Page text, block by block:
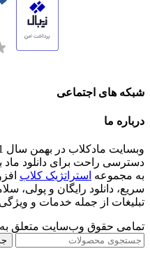
شبکه های اجتماعی
درباره ما
دسترسی راحت برای دانلود
به مجموعه استراتژیک کلاب
سریع، دانلود رایگان و پولی،
تبلیغات از جمله خدمات و
تمامی حقوق وب‌سایت متعلق